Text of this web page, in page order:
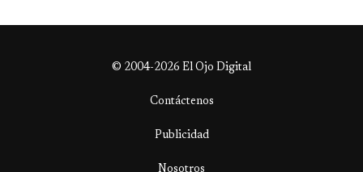
© 2004-2026 El Ojo Digital
Contáctenos
Publicidad
Nosotros